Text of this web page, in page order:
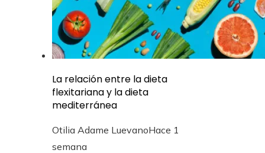
La relación entre la dieta
flexitariana y la dieta
mediterránea
Otilia Adame LuevanoHace 1
semana